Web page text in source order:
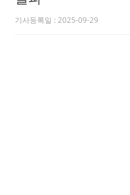
기사등록일 : 2025-09-29